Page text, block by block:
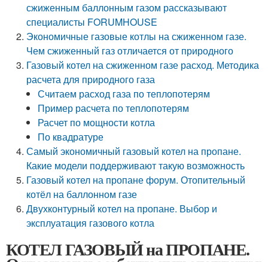
сжиженным баллонным газом рассказывают
специалисты FORUMHOUSE
Экономичные газовые котлы на сжиженном газе.
Чем сжиженный газ отличается от природного
Газовый котел на сжиженном газе расход. Методика
расчета для природного газа
Считаем расход газа по теплопотерям
Пример расчета по теплопотерям
Расчет по мощности котла
По квадратуре
Самый экономичный газовый котел на пропане.
Какие модели поддерживают такую возможность
Газовый котел на пропане форум. Отопительный
котёл на баллонном газе
Двухконтурный котел на пропане. Выбор и
эксплуатация газового котла
КОТЕЛ ГАЗОВЫЙ на ПРОПАНЕ.